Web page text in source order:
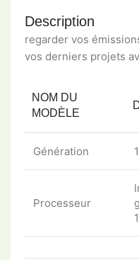
Description
regarder vos
vos derniers projets
NOM DU
MODÈLE
Génération
Processeur